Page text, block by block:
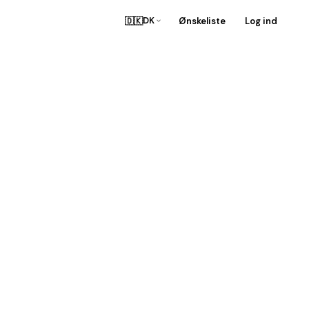
🇩🇰DK Ønskeliste Log ind